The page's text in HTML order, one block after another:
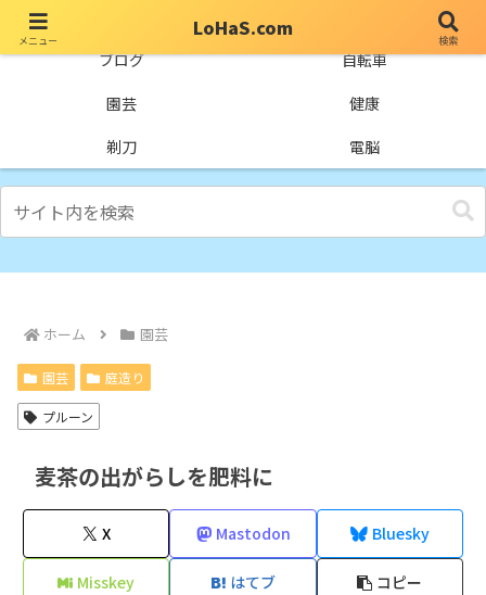
ブログ
自転車
園芸
健康
剃刀
電脳
ホーム 園芸
園芸 庭造り
プルーン
麦茶の出がらしを肥料に
X Mastodon Bluesky
Misskey はてブ コピー
メニュー
LoHaS.com
検索